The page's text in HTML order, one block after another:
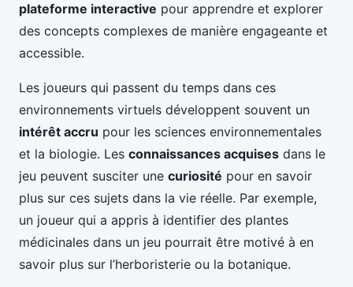
plateforme interactive pour apprendre et explorer
des concepts complexes de manière engageante et
accessible.
Les joueurs qui passent du temps dans ces
environnements virtuels développent souvent un
intérêt accru pour les sciences environnementales
et la biologie. Les connaissances acquises dans le
jeu peuvent susciter une curiosité pour en savoir
plus sur ces sujets dans la vie réelle. Par exemple,
un joueur qui a appris à identifier des plantes
médicinales dans un jeu pourrait être motivé à en
savoir plus sur l’herboristerie ou la botanique.